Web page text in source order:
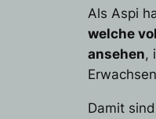
Als Aspi
welche
ansehen,
Damit